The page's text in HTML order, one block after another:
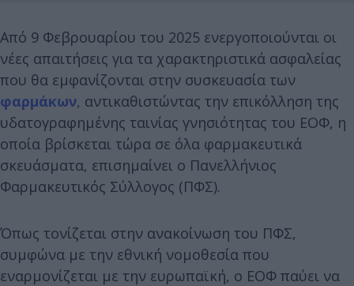
Από 9 Φεβρουαρίου του 2025 ενεργοποιούνται οι
νέες απαιτήσεις για τα χαρακτηριστικά ασφαλείας
που θα εμφανίζονται στην συσκευασία των
φαρμάκων, αντικαθιστώντας την επικόλληση της
υδατογραφημένης ταινίας γνησιότητας του ΕΟΦ, η
οποία βρίσκεται τώρα σε όλα φαρμακευτικά
σκευάσματα, επισημαίνει ο Πανελλήνιος
Φαρμακευτικός Σύλλογος (ΠΦΣ).
Όπως τονίζεται στην ανακοίνωση του ΠΦΣ,
συμφώνα με την εθνική νομοθεσία που
εναρμονίζεται με την ευρωπαϊκή, ο ΕΟΦ παύει να